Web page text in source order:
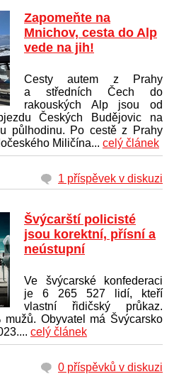
Zapomeňte na
Mnichov, cesta do Alp
vede na jih!
Cesty autem z Prahy
a středních Čech do
rakouských Alp jsou od
Českých Budějovic na
půlhodinu. Po cestě z Prahy
Miličína... celý článek
1 příspěvek v diskuzi
Švýcarští policisté
jsou korektní, přísní a
neústupní
Ve švýcarské konfederaci
je 6 265 527 lidí, kteří
vlastní řidičský průkaz.
Obyvatel má Švýcarsko
celý článek
0 příspěvků v diskuzi